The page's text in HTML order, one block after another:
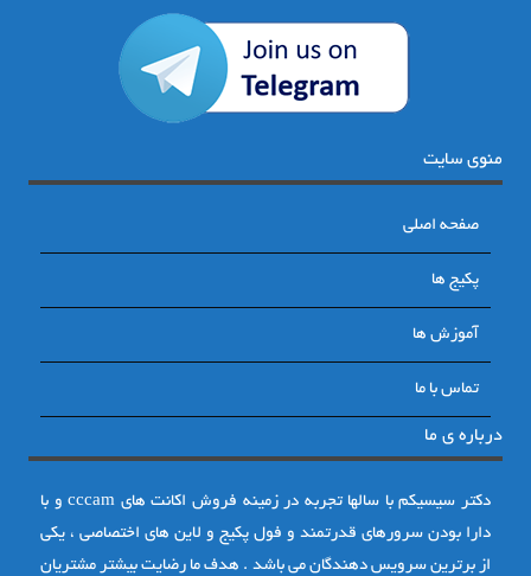
منوی سایت
صفحه اصلی
پکیج ها
آموزش ها
تماس با ما
درباره ی ما
دکتر سیسیکم با سالها تجربه در زمینه فروش اکانت های cccam و با
دارا بودن سرورهای قدرتمند و فول پکیج و لاین های اختصاصی ، یکی
از برترین سرویس دهندگان می باشد . هدف ما رضایت بیشتر مشتریان